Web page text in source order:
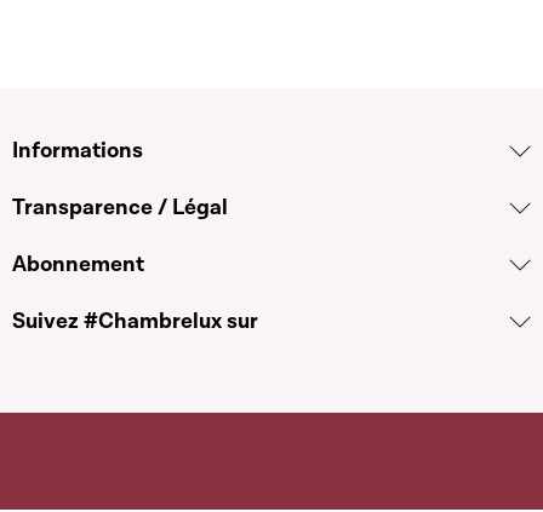
Informations
Transparence / Légal
Abonnement
Suivez #Chambrelux sur